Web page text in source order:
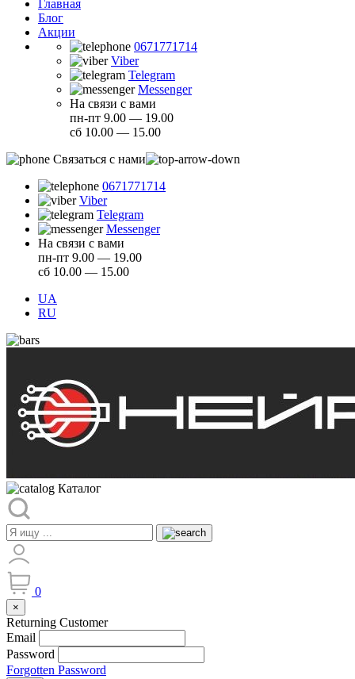
Главная
Блог
Акции
0671771714
Viber
Telegram
Messenger
На связи с вами
пн-пт 9.00 — 19.00
сб 10.00 — 15.00
Связаться с нами
0671771714
Viber
Telegram
Messenger
На связи с вами
пн-пт 9.00 — 19.00
сб 10.00 — 15.00
UA
RU
Каталог
0
×
Returning Customer
Email
Password
Forgotten Password